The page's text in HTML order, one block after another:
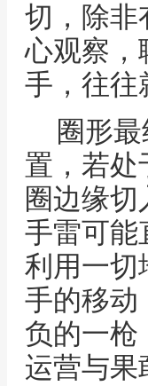
切，除非
心观察，
手，往往
圈形
置，若处
圈边缘
手雷可能
利用一切
手的移动
负的一枪
运营与果